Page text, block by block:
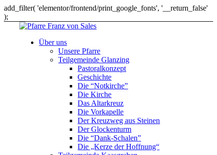
add_filter( 'elementor/frontend/print_google_fonts', '__return_false'
);
Über uns
Unsere Pfarre
Teilgemeinde Glanzing
Pastoralkonzept
Geschichte
Die “Notkirche”
Die Kirche
Das Altarkreuz
Die Vorkapelle
Der Kreuzweg aus Steinen
Der Glockenturm
Die “Dank-Schalen”
Die „Kerze der Hoffnung“